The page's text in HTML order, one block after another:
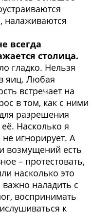
налаживаются
всегда
столица.
гладко. Нельзя
яиц. Любая
встречает на
в том, как с ними
разрешения
Насколько я
игнорирует. А
возмущений есть
– протестовать,
насколько это
наладить с
воспринимать
к